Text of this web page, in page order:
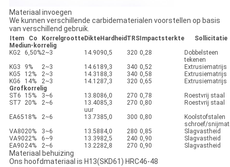
Materiaal invoegen
We kunnen verschillende carbidematerialen voorstellen op basis
van verschillend gebruik.
Item Co KorrelgrootteDikteHardheid TRSImpactsterkte
Sollicitatie
Mediun-korrelig
KG2
6,50%2~3 14.9090,5 320 0,28
Dobbelsteen
tekenen
KG3
9% 2~3 14.61 89,3 340 0,52
Extrusiematrijs
KG5
12% 2~3 14.31 88,3 340 0,58
Extrusiematrijs
KG6
14% 2~3 14.1287,3 320 0,65
Extrusiematrijs
Grofkorrelig
ST6
15% 3~6 13.8086,0 270 0,78
Roestvrij staal
ST7
20% 2~6
13.40
uur
85,3 270 0,80
Roestvrij staal
EA65 18% 2~6 13.7385,0 300 0,80
Koolstofstalen
schroef/
VA8020% 3~6 13.5884,0 280 0,85
Slagvastheid
VA9022% 6~9 13.3982,5 240 0,90
Slagvastheid
EA90 24% 2~6 13.2282,8 270 0,90 Slagvastheid
Materiaal behuizing
Ons hoofdmateriaal is H13(SKD61) HRC46-48